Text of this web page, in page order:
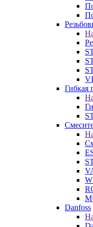
Гибкая
Danfoss